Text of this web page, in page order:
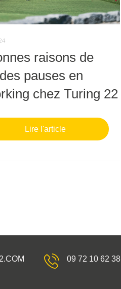
raisons de
pauses en
chez Turing 22
Lire l'article
09 72 10 62 38